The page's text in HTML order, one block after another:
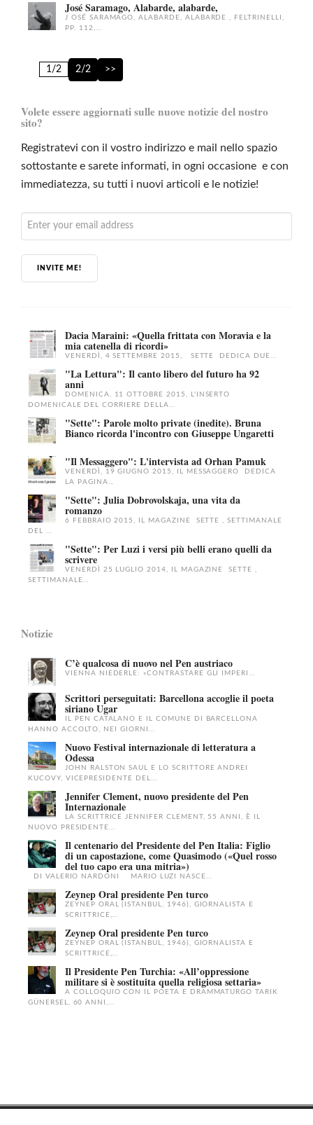
José Saramago, Alabarde, alabarde,
J OSÉ SARAMAGO, ALABARDE, ALABARDE , FELTRINELLI,
PP. 112,...
1/2 2/2 >>
Volete essere aggiornati sulle nuove notizie del nostro
sito?
Registratevi con il vostro indirizzo e mail nello spazio
sottostante e sarete informati, in ogni occasione e con
immediatezza, su tutti i nuovi articoli e le notizie!
INVITE ME!
Dacia Maraini: «Quella frittata con Moravia e la
mia catenella di ricordi»
VENERDÌ, 4 SETTEMBRE 2015, SETTE DEDICA DUE...
"La Lettura": Il canto libero del futuro ha 92
anni
DOMENICA, 11 OTTOBRE 2015, L'INSERTO
DOMENICALE DEL CORRIERE DELLA...
"Sette": Parole molto private (inedite). Bruna
Bianco ricorda l'incontro con Giuseppe Ungaretti
"Il Messaggero": L'intervista ad Orhan Pamuk
VENERDÌ, 19 GIUGNO 2015, IL MESSAGGERO DEDICA
LA PAGINA...
"Sette": Julia Dobrovolskaja, una vita da
romanzo
6 FEBBRAIO 2015, IL MAGAZINE SETTE , SETTIMANALE
DEL ...
"Sette": Per Luzi i versi più belli erano quelli da
scrivere
VENERDÌ 25 LUGLIO 2014, IL MAGAZINE SETTE ,
SETTIMANALE...
Notizie
C’è qualcosa di nuovo nel Pen austriaco
VIENNA NIEDERLE: «CONTRASTARE GLI IMPERI...
Scrittori perseguitati: Barcellona accoglie il poeta
siriano Ugar
IL PEN CATALANO E IL COMUNE DI BARCELLONA
HANNO ACCOLTO, NEI GIORNI...
Nuovo Festival internazionale di letteratura a
Odessa
JOHN RALSTON SAUL E LO SCRITTORE ANDREI
KUCOVY, VICEPRESIDENTE DEL...
Jennifer Clement, nuovo presidente del Pen
Internazionale
LA SCRITTRICE JENNIFER CLEMENT, 55 ANNI, È IL
NUOVO PRESIDENTE...
Il centenario del Presidente del Pen Italia: Figlio
di un capostazione, come Quasimodo («Quel rosso
del tuo capo era una mitria»)
DI VALERIO NARDONI MARIO LUZI NASCE...
Zeynep Oral presidente Pen turco
ZEYNEP ORAL (ISTANBUL, 1946), GIORNALISTA E
SCRITTRICE,...
Zeynep Oral presidente Pen turco
ZEYNEP ORAL (ISTANBUL, 1946), GIORNALISTA E
SCRITTRICE,...
Il Presidente Pen Turchia: «All’oppressione
militare si è sostituita quella religiosa settaria»
A COLLOQUIO CON IL POETA E DRAMMATURGO TARIK
GÜNERSEL, 60 ANNI,...